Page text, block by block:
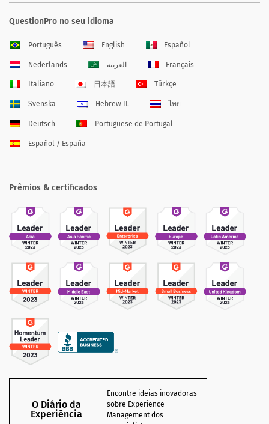
QuestionPro no seu idioma
Português English Español
Nederlands العربية Français
Italiano 日本語 Türkçe
Svenska Hebrew IL ไทย
Deutsch Portuguese de Portugal
Español / España
Prêmios & certificados
O Diário da
Experiência
Encontre ideias inovadoras
sobre Experience
Management dos